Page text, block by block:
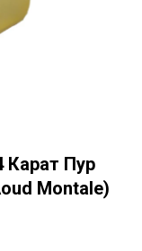
Карат Пур
Montale)